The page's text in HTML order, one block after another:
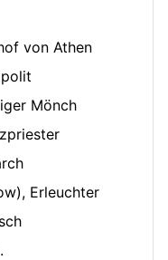
von Athen
Mönch
Erleuchter